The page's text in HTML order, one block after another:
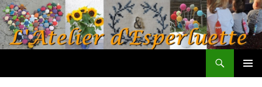
Aller
au
contenu